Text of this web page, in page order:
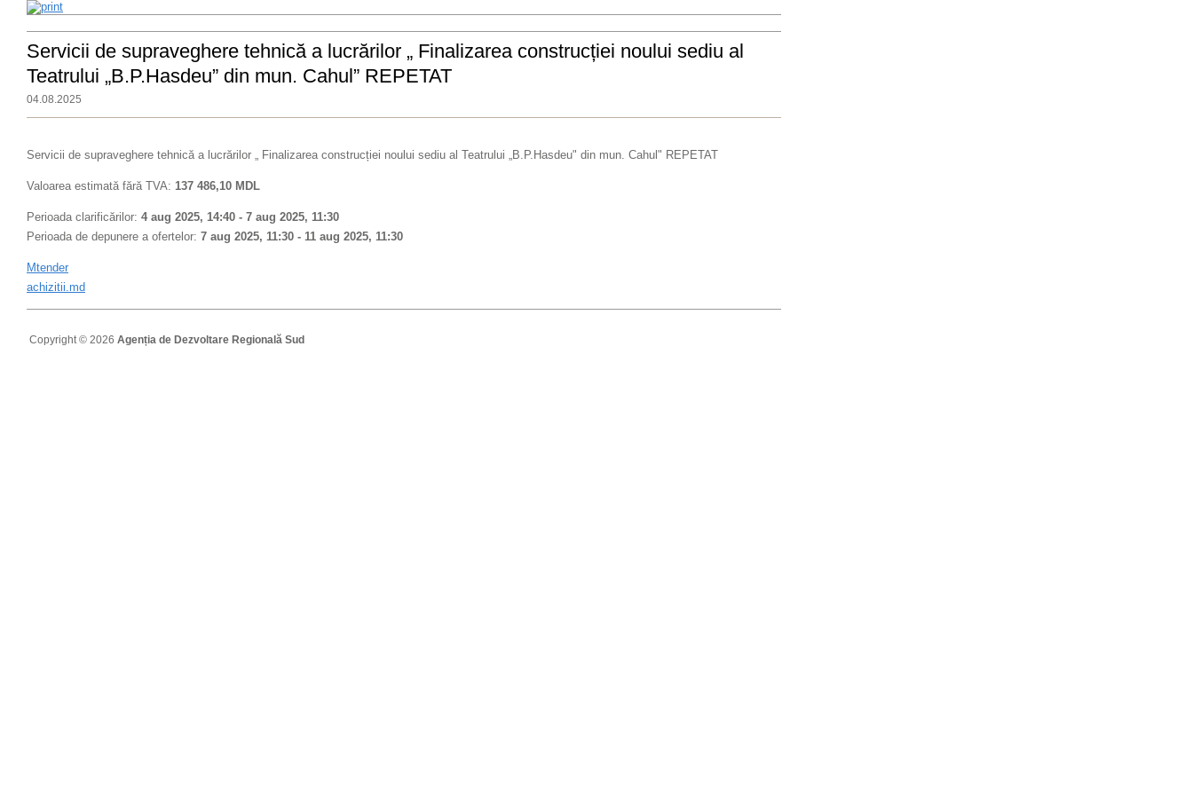
Servicii de supraveghere tehnică a lucrărilor „ Finalizarea construcției noului sediu al
Teatrului „B.P.Hasdeu” din mun. Cahul” REPETAT
04.08.2025
Servicii de supraveghere tehnică a lucrărilor „ Finalizarea construcției noului sediu al Teatrului „B.P.Hasdeu" din mun. Cahul" REPETAT
Valoarea estimată fără TVA: 137 486,10 MDL
Perioada clarificărilor: 4 aug 2025, 14:40 - 7 aug 2025, 11:30
Perioada de depunere a ofertelor: 7 aug 2025, 11:30 - 11 aug 2025, 11:30
Mtender
achizitii.md
Copyright © 2026 Agenția de Dezvoltare Regională Sud